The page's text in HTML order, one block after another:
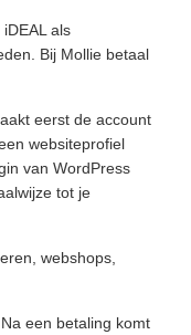
als
Bij Mollie betaal
eerst de account
websiteprofiel
van WordPress
tot je
webshops,
een betaling komt